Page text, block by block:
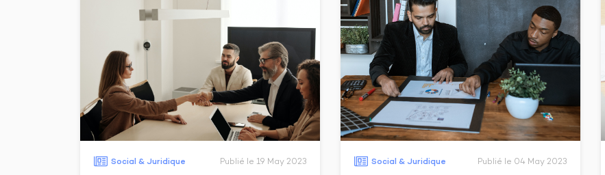
Social & Juridique Publié le 19 May 2023 Social & Juridique Publié le 04 May 2023